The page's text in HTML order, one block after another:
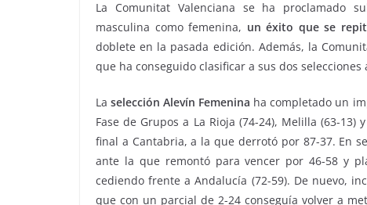
La Comunitat Valenciana se ha proclamado
masculina como femenina, un éxito que se
doblete en la pasada edición. Además, la
que ha conseguido clasificar a sus dos selecciones
Laselección Alevín Femenina ha completado un
Fase de Grupos a La Rioja (74-24), Melilla (63-
final a Cantabria, a la que derrotó por 87-37. En
ante la que remontó para vencer por 46-58 y
cediendo frente a Andalucía (72-59). De nuevo,
que con un parcial de 2-24 conseguía volver a